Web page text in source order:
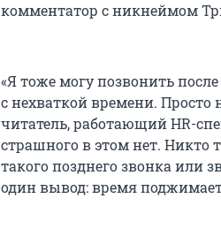
комментатор с никнеймом
«Я тоже могу позвонить
с нехваткой времени. Просто
читатель, работающий HR-
страшного в этом нет. Никто
такого позднего звонка или
один вывод: время